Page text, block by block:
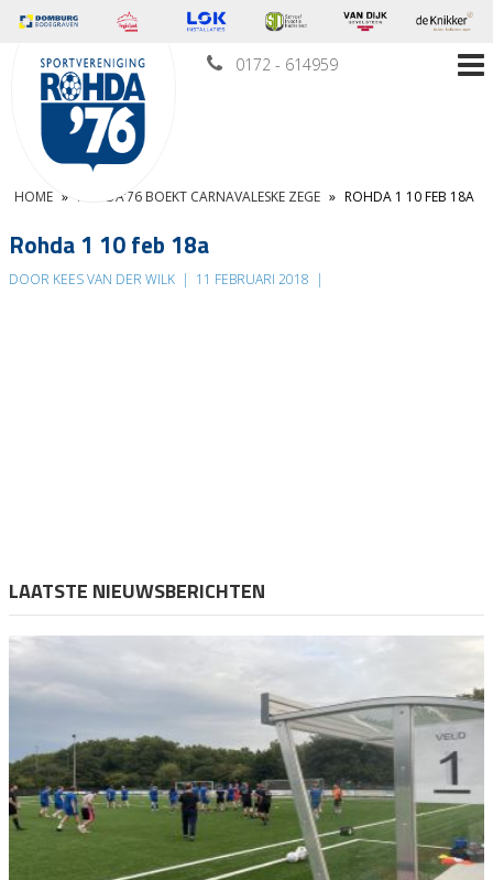
0172 - 614959
HOME » ROHDA’76 BOEKT CARNAVALESKE ZEGE » ROHDA 1 10 FEB 18A
Rohda 1 10 feb 18a
DOOR KEES VAN DER WILK | 11 FEBRUARI 2018 |
LAATSTE NIEUWSBERICHTEN